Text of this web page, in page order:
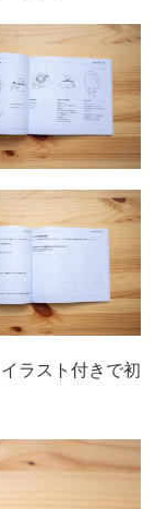
ラスト付きで初